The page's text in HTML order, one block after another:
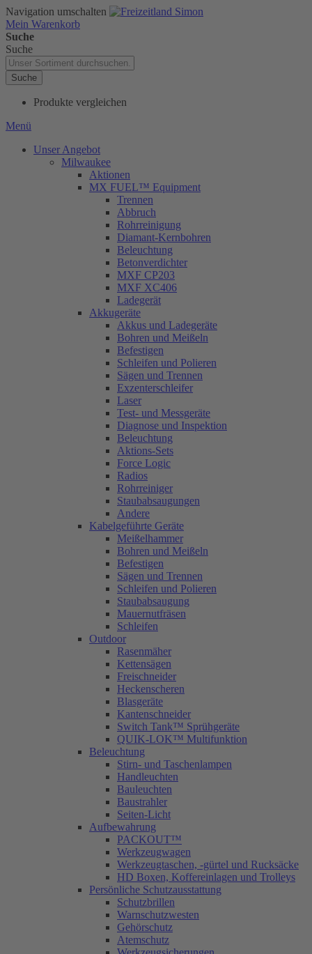
Navigation umschalten
Mein Warenkorb
Suche
Suche
Suche
Produkte vergleichen
Menü
Unser Angebot
Milwaukee
Aktionen
MX FUEL™ Equipment
Trennen
Abbruch
Rohrreinigung
Diamant-Kernbohren
Beleuchtung
Betonverdichter
MXF CP203
MXF XC406
Ladegerät
Akkugeräte
Akkus und Ladegeräte
Bohren und Meißeln
Befestigen
Schleifen und Polieren
Sägen und Trennen
Exzenterschleifer
Laser
Test- und Messgeräte
Diagnose und Inspektion
Beleuchtung
Aktions-Sets
Force Logic
Radios
Rohrreiniger
Staubabsaugungen
Andere
Kabelgeführte Geräte
Meißelhammer
Bohren und Meißeln
Befestigen
Sägen und Trennen
Schleifen und Polieren
Staubabsaugung
Mauernutfräsen
Schleifen
Outdoor
Rasenmäher
Kettensägen
Freischneider
Heckenscheren
Blasgeräte
Kantenschneider
Switch Tank™ Sprühgeräte
QUIK-LOK™ Multifunktion
Beleuchtung
Stirn- und Taschenlampen
Handleuchten
Bauleuchten
Baustrahler
Seiten-Licht
Aufbewahrung
PACKOUT™
Werkzeugwagen
Werkzeugtaschen, -gürtel und Rucksäcke
HD Boxen, Koffereinlagen und Trolleys
Persönliche Schutzausstattung
Schutzbrillen
Warnschutzwesten
Gehörschutz
Atemschutz